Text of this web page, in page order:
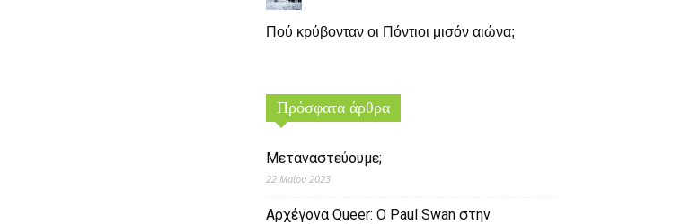
Πού κρύβονταν οι Πόντιοι μισόν αιώνα;
Πρόσφατα άρθρα
Μεταναστεύουμε;
22 Μαΐου 2023
Αρχέγονα Queer: O Paul Swan στην